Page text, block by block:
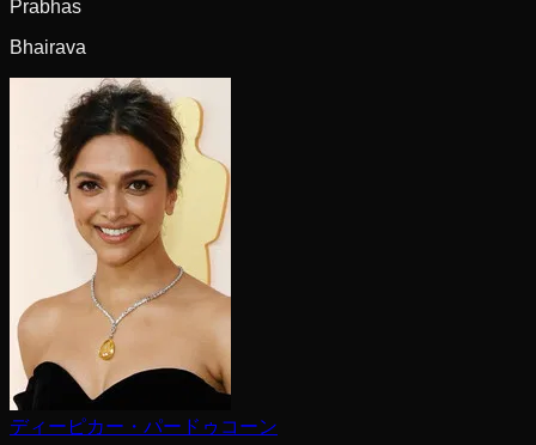
Prabhas
Bhairava
ディーピカー・パードゥコーン